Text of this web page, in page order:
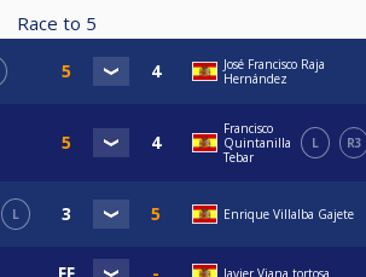
Race to 5
José Francisco Raja
Hernández
Francisco
Quintanilla
Tebar
L R3
L Enrique Villalba Gajete